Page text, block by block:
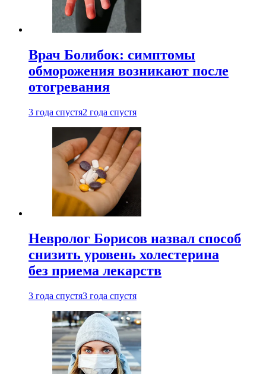
Врач Болибок: симптомы
обморожения возникают после
отогревания
3 года спустя2 года спустя
Невролог Борисов назвал способ
снизить уровень холестерина
без приема лекарств
3 года спустя3 года спустя